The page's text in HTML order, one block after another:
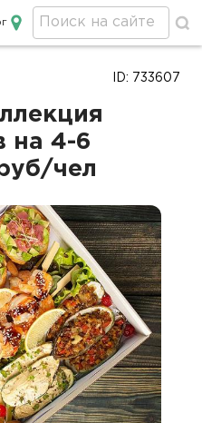
в Екатеринбурге
на 4-6
чел
ID: 733607